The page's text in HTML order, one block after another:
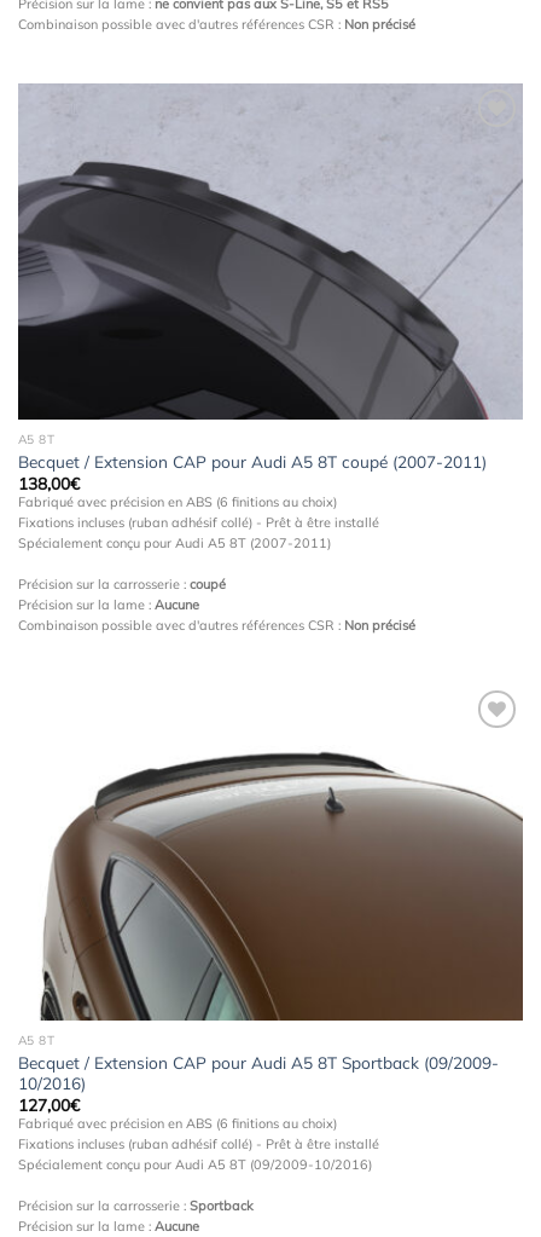
Précision sur la lame : ne convient pas aux S-Line, S5 et RS5
Combinaison possible avec d'autres références CSR : Non précisé
à la
wishlist
A5 8T
Becquet / Extension CAP pour Audi A5 8T coupé (2007-2011)
138,00€
Fabriqué avec précision en ABS (6 finitions au choix)
Fixations incluses (ruban adhésif collé) - Prêt à être installé
Spécialement conçu pour Audi A5 8T (2007-2011)
Précision sur la carrosserie : coupé
Précision sur la lame : Aucune
Combinaison possible avec d'autres références CSR : Non précisé
Ajouter
à la
wishlist
A5 8T
Becquet / Extension CAP pour Audi A5 8T Sportback (09/2009-
10/2016)
127,00€
Fabriqué avec précision en ABS (6 finitions au choix)
Fixations incluses (ruban adhésif collé) - Prêt à être installé
Spécialement conçu pour Audi A5 8T (09/2009-10/2016)
Précision sur la carrosserie : Sportback
Précision sur la lame : Aucune